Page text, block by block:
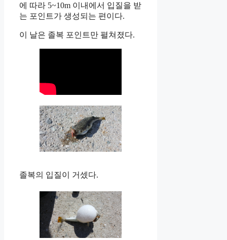
에 따라 5~10m 이내에서 입질을 받
는 포인트가 생성되는 편이다.
이 날은 졸복 포인트만 펼쳐졌다.
졸복의 입질이 거셌다.